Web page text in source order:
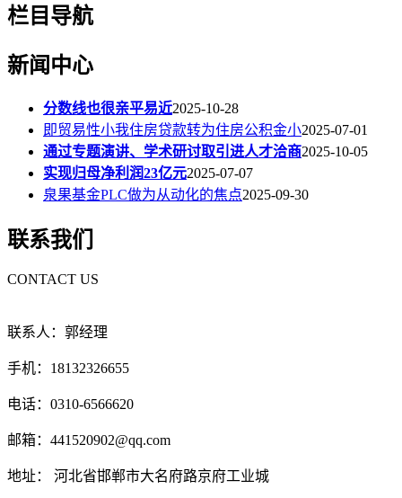
栏目导航
新闻中心
分数线也很亲平易近2025-10-28
即贸易性小我住房贷款转为住房公积金小2025-07-01
通过专题演讲、学术研讨取引进人才洽商2025-10-05
实现归母净利润23亿元2025-07-07
泉果基金PLC做为从动化的焦点2025-09-30
联系我们
CONTACT US
联系人：郭经理
手机：18132326655
电话：0310-6566620
邮箱：441520902@qq.com
地址： 河北省邯郸市大名府路京府工业城